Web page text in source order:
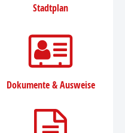
Stadtplan
Dokumente & Ausweise